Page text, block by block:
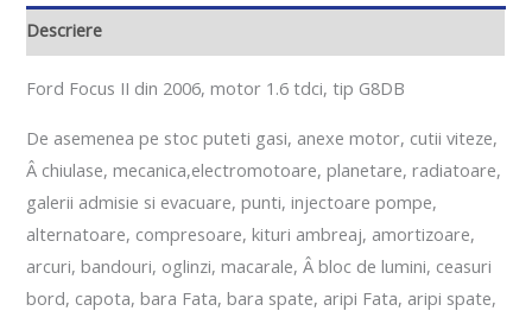
Descriere
Ford Focus II din 2006, motor 1.6 tdci, tip G8DB
De asemenea pe stoc puteti gasi, anexe motor, cutii viteze,
Â chiulase, mecanica,electromotoare, planetare, radiatoare,
galerii admisie si evacuare, punti, injectoare pompe,
alternatoare, compresoare, kituri ambreaj, amortizoare,
arcuri, bandouri, oglinzi, macarale, Â bloc de lumini, ceasuri
bord, capota, bara Fata, bara spate, aripi Fata, aripi spate,